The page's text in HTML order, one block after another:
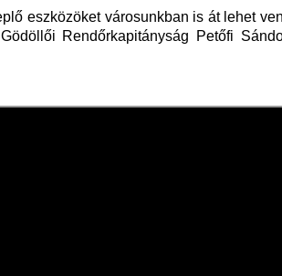
eszközöket városunkban is át lehet
Rendőrkapitányság Petőfi